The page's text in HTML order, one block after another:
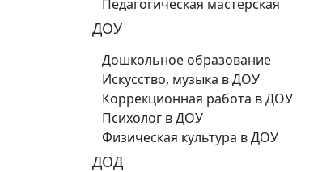
Педагогическая мастерская
ДОУ
Дошкольное образование
Искусство, музыка в ДОУ
Коррекционная работа в ДОУ
Психолог в ДОУ
Физическая культура в ДОУ
ДОД